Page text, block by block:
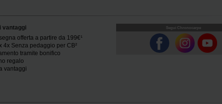
vantaggi
offerta a partire da 199€¹
4x Senza pedaggio per CB²
tramite bonifico
regalo
vantaggi
Segui Chronocarpe